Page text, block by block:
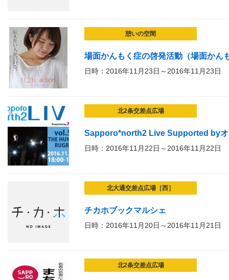
憩いの空間
場面かんもく症の啓発活動（場面かん
日時：2016年11月23日～2016年11月23日
北2条交差点広場
Sapporo*north2 Live Supported byオ
日時：2016年11月22日～2016年11月22日
北大通交差点広場［西］
チカホブックマルシェ
日時：2016年11月20日～2016年11月21日
北2条交差点広場